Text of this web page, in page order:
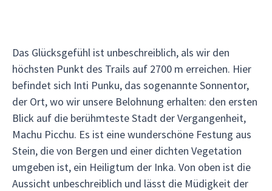
Das Glücksgefühl ist unbeschreiblich, als wir den
höchsten Punkt des Trails auf 2700 m erreichen. Hier
befindet sich Inti Punku, das sogenannte Sonnentor,
der Ort, wo wir unsere Belohnung erhalten: den ersten
Blick auf die berühmteste Stadt der Vergangenheit,
Machu Picchu. Es ist eine wunderschöne Festung aus
Stein, die von Bergen und einer dichten Vegetation
umgeben ist, ein Heiligtum der Inka. Von oben ist die
Aussicht unbeschreiblich und lässt die Müdigkeit der